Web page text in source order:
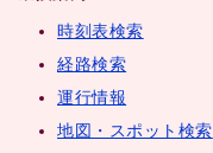
時刻表検索
経路検索
運行情報
地図・スポット検索